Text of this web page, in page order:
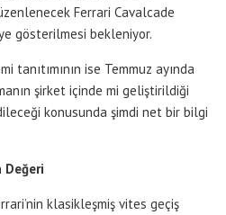
Ferrari Cavalcade
gösterilmesi bekleniyor.
tanıtımının ise Temmuz ayında
şirket içinde mi geliştirildiği
konusunda şimdi net bir bilgi
Değeri
klasikleşmiş vites geçiş